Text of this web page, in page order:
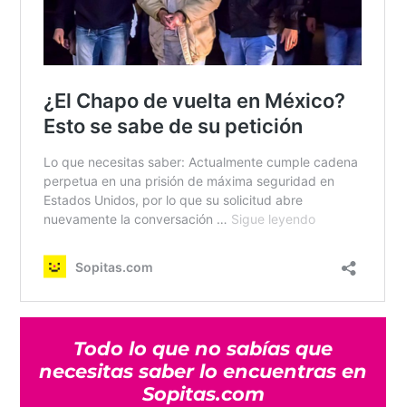
Todo lo que no sabías que
necesitas saber lo encuentras en
Sopitas.com